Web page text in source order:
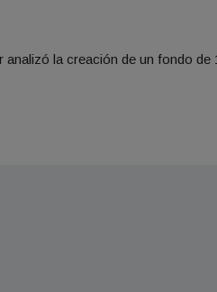
la creación de un fondo